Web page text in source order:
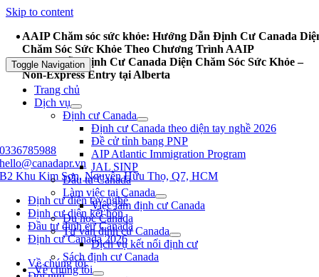
Skip to content
Toggle Navigation
Trang chủ
Dịch vụ
Định cư Canada
Định cư Canada theo diện tay nghề 2026
Đề cử tỉnh bang PNP
AIP Atlantic Immigration Program
JAL SINP
Đầu tư Canada
Làm việc tại Canada
Việc làm định cư Canada
Du học Canada
Tư vấn định cư Canada
Dịch vụ kết nối định cư
Sách định cư Canada
Về chúng tôi
AAIP Chăm sóc sức khỏe: Hướng Dẫn Định Cư Canada
Chăm Sóc Sức Khỏe Theo Chương Trình AAIP
Hướng Dẫn Định Cư Canada Diện Chăm Sóc Sức Khỏe –
Non-Express Entry tại Alberta
0336785988
hello@canadapr.vn
B2 Khu Kim Sơn, Nguyễn Hữu Thọ, Q7, HCM
Định cư diện tay nghề
Định cư diện kết hôn
Đầu tư định cư Canada
Định cư Canada 2026
Về chúng tôi